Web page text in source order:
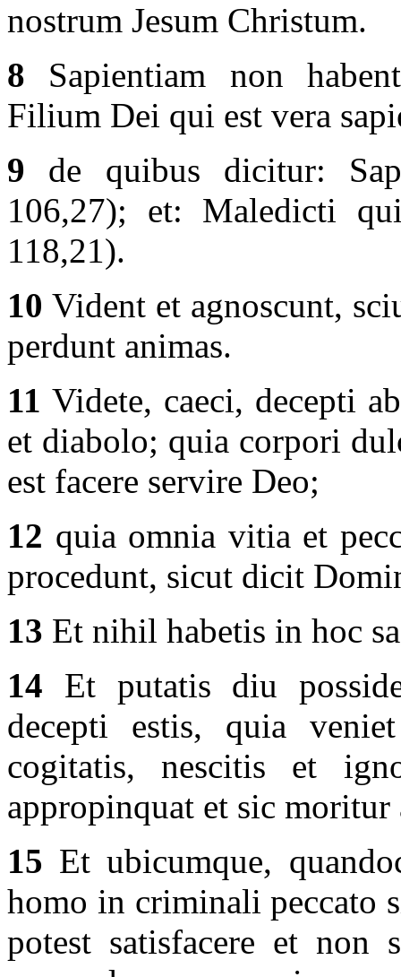
nostrum Jesum Christum.
8 Sapientiam non
Filium Dei qui est vera
9 de quibus dicitur:
106,27); et: Maledicti
118,21).
10 Vident et agnoscunt,
perdunt animas.
11 Videte, caeci, decepti
et diabolo; quia corpori
est facere servire Deo;
12 quia omnia vitia et
procedunt, sicut dicit
13 Et nihil habetis in hoc
14 Et putatis diu
decepti estis, quia
cogitatis, nescitis et
appropinquat et sic moritur
15 Et ubicumque,
homo in criminali peccato
potest satisfacere et non